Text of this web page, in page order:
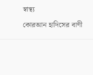
স্বাস্থ্য
কোরআন হাদিসের বাণী